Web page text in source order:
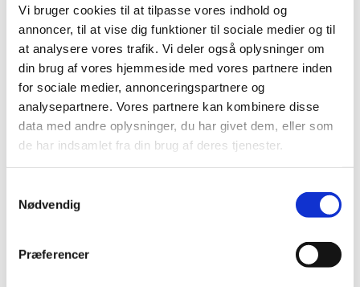
Vi bruger cookies til at tilpasse vores indhold og
annoncer, til at vise dig funktioner til sociale medier og til
at analysere vores trafik. Vi deler også oplysninger om
din brug af vores hjemmeside med vores partnere inden
for sociale medier, annonceringspartnere og
analysepartnere. Vores partnere kan kombinere disse
data med andre oplysninger, du har givet dem, eller som
de har indsamlet fra din brug af deres tjenester.
Nødvendig
Præferencer